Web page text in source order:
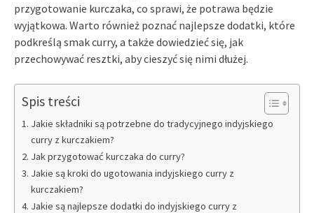
przygotowanie kurczaka, co sprawi, że potrawa będzie
wyjątkowa. Warto również poznać najlepsze dodatki, które
podkreślą smak curry, a także dowiedzieć się, jak
przechowywać resztki, aby cieszyć się nimi dłużej.
Spis treści
Jakie składniki są potrzebne do tradycyjnego indyjskiego
curry z kurczakiem?
Jak przygotować kurczaka do curry?
Jakie są kroki do ugotowania indyjskiego curry z
kurczakiem?
Jakie są najlepsze dodatki do indyjskiego curry z